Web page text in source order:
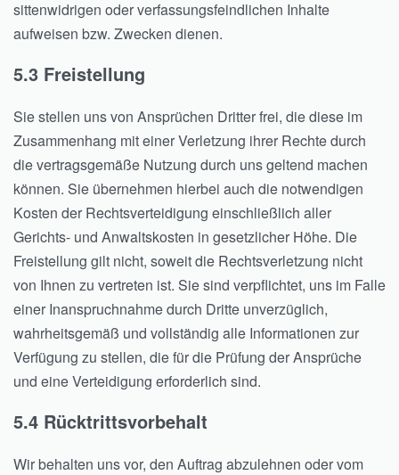
sittenwidrigen oder verfassungsfeindlichen Inhalte
aufweisen bzw. Zwecken dienen.
5.3 Freistellung
Sie stellen uns von Ansprüchen Dritter frei, die diese im
Zusammenhang mit einer Verletzung ihrer Rechte durch
die vertragsgemäße Nutzung durch uns geltend machen
können. Sie übernehmen hierbei auch die notwendigen
Kosten der Rechtsverteidigung einschließlich aller
Gerichts- und Anwaltskosten in gesetzlicher Höhe. Die
Freistellung gilt nicht, soweit die Rechtsverletzung nicht
von Ihnen zu vertreten ist. Sie sind verpflichtet, uns im Falle
einer Inanspruchnahme durch Dritte unverzüglich,
wahrheitsgemäß und vollständig alle Informationen zur
Verfügung zu stellen, die für die Prüfung der Ansprüche
und eine Verteidigung erforderlich sind.
5.4 Rücktrittsvorbehalt
Wir behalten uns vor, den Auftrag abzulehnen oder vom